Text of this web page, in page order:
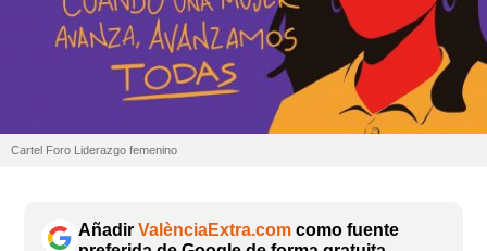
Cartel Foro Liderazgo femenino
Añadir ValènciaExtra.com como fuente